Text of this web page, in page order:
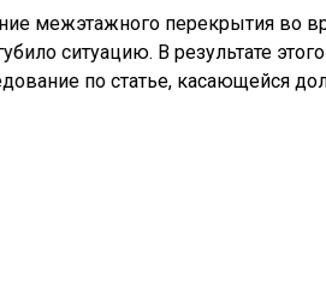
межэтажного перекрытия во
ситуацию. В результате
по статье, касающейся